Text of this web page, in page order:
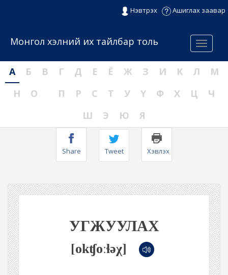
Нэвтрэх Ашиглах заавар
Menu
Монгол хэлний их тайлбар толь
А Б В Г Д Е Ё Ж З И К Л
М
Н
О П Р С Т У Ү Ф Х Ц
Ч
Ш
Э Ю Я
Share Tweet Хэвлэх
УГЖУУЛАХ
[okʧoːɬəχ]